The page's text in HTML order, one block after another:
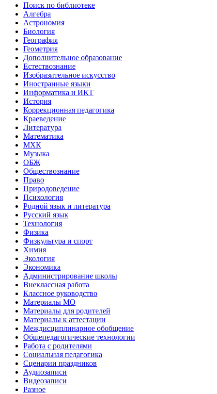
Поиск по библиотеке
Алгебра
Астрономия
Биология
География
Геометрия
Дополнительное образование
Естествознание
Изобразительное искусство
Иностранные языки
Информатика и ИКТ
История
Коррекционная педагогика
Краеведение
Литература
Математика
МХК
Музыка
ОБЖ
Обществознание
Право
Природоведение
Психология
Родной язык и литература
Русский язык
Технология
Физика
Физкультура и спорт
Химия
Экология
Экономика
Администрирование школы
Внеклассная работа
Классное руководство
Материалы МО
Материалы для родителей
Материалы к аттестации
Междисциплинарное обобщение
Общепедагогические технологии
Работа с родителями
Социальная педагогика
Сценарии праздников
Аудиозаписи
Видеозаписи
Разное